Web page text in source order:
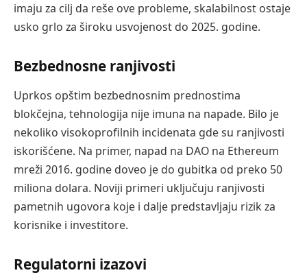
imaju za cilj da reše ove probleme, skalabilnost ostaje
usko grlo za široku usvojenost do 2025. godine.
Bezbednosne ranjivosti
Uprkos opštim bezbednosnim prednostima
blokčejna, tehnologija nije imuna na napade. Bilo je
nekoliko visokoprofilnih incidenata gde su ranjivosti
iskorišćene. Na primer, napad na DAO na Ethereum
mreži 2016. godine doveo je do gubitka od preko 50
miliona dolara. Noviji primeri uključuju ranjivosti
pametnih ugovora koje i dalje predstavljaju rizik za
korisnike i investitore.
Regulatorni izazovi